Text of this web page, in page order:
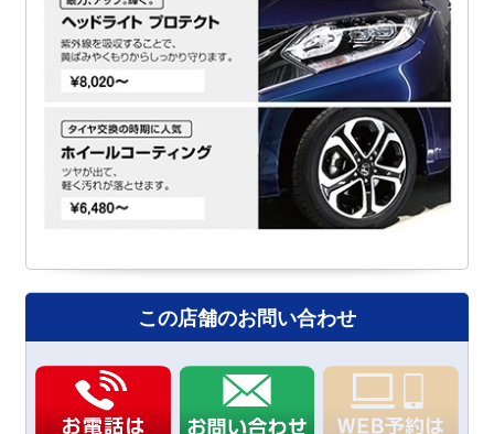
この店舗のお問い合わせ